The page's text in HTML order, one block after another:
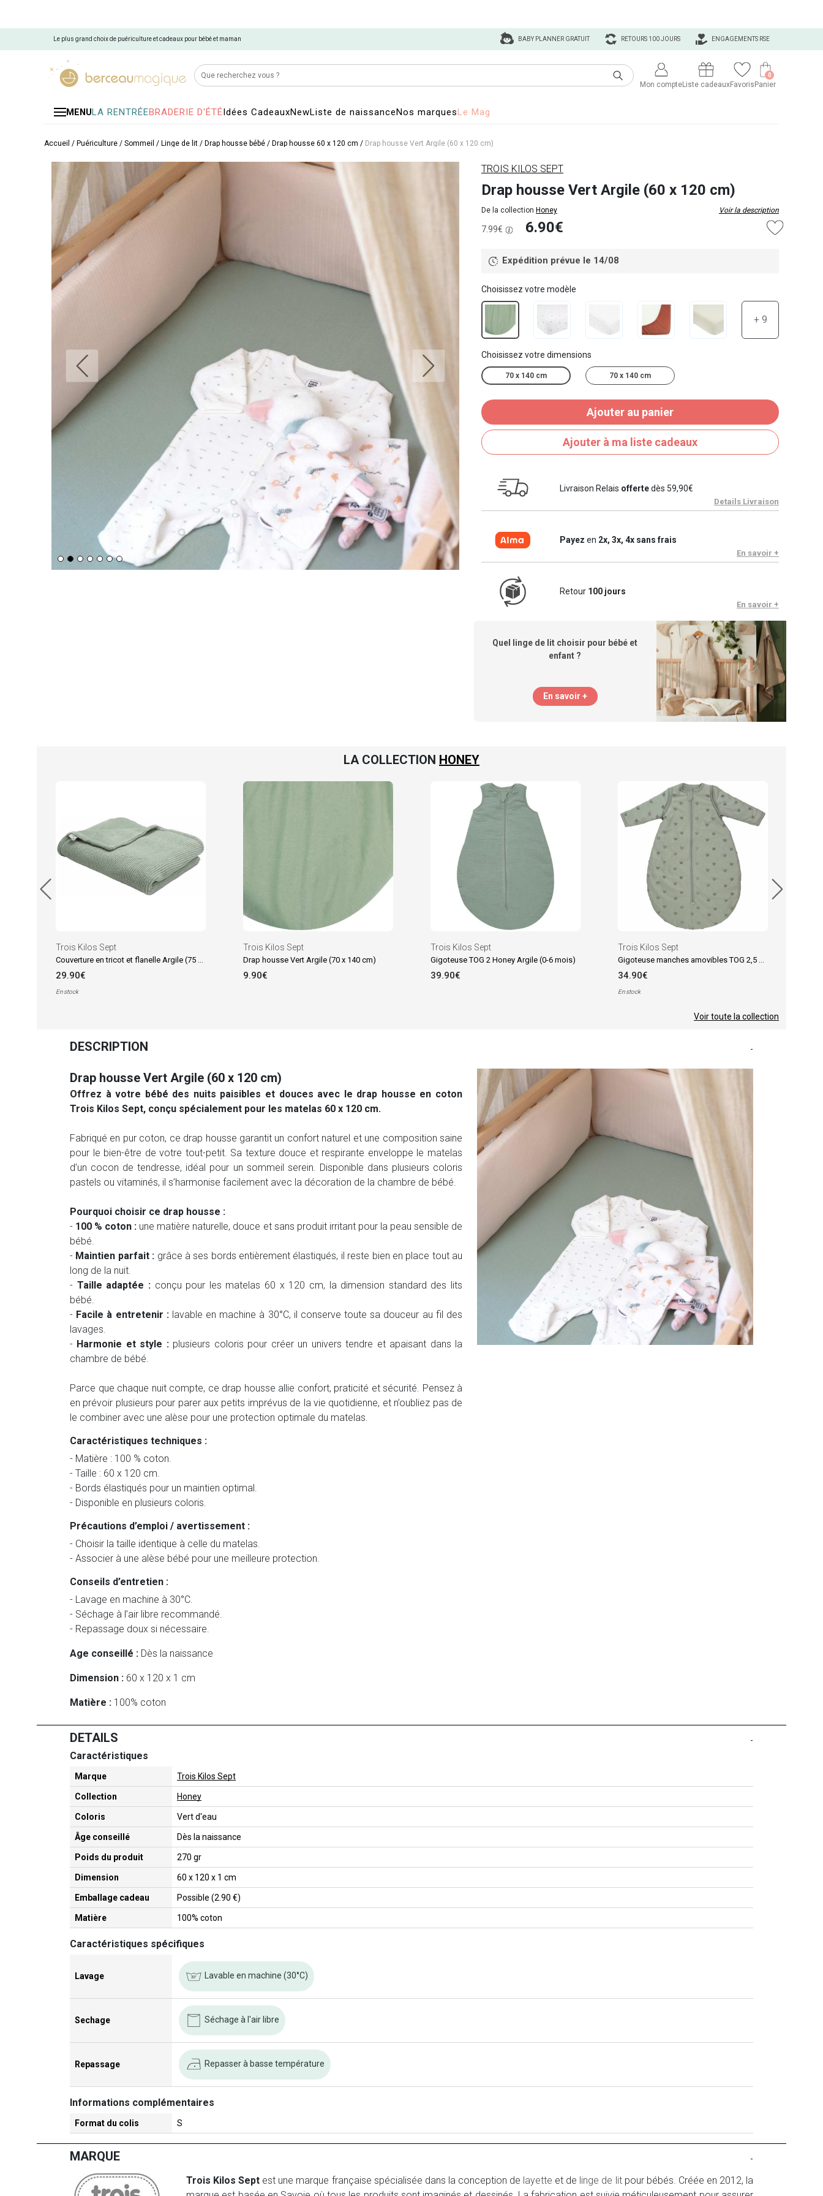
Le plus grand choix de puériculture et cadeaux pour bébé et maman ENGAGEMENTS RSE
RETOURS 100 JOURS
BABY PLANNER GRATUIT
Mon compteListe cadeauxFavoris Panier
0
MENULA RENTRÉEBRADERIE D'ÉTÉIdées CadeauxNewListe de naissanceNos marquesLe Mag
Accueil / Puériculture / Sommeil / Linge de lit / Drap housse bébé / Drap housse 60 x 120 cm / Drap housse Vert Argile (60 x 120 cm)
TROIS KILOS SEPT
Drap housse Vert Argile (60 x 120 cm)
De la collection Honey Voir la description
7.99€ 6.90€
Expédition prévue le 14/08
Choisissez votre modèle
+ 9
Choisissez votre dimensions
70 x 140 cm 70 x 140 cm
Ajouter au panier
Ajouter à ma liste cadeaux
Livraison Relais offertedès 59,90€
Details Livraison
Payez en 2x, 3x, 4x sans frais
En savoir +
Retour 100 jours
En savoir +
Quel linge de lit choisir pour bébé et
enfant ?
En savoir +
LA COLLECTION HONEY
Trois Kilos Sept
29.90€
En stock
Trois Kilos Sept
Drap housse Vert Argile (70 x 140 cm)
9.90€
Trois Kilos Sept
Gigoteuse TOG 2 Honey Argile (0-6 mois)
39.90€
Trois Kilos Sept
34.90€
En stock
Voir toute la collection
DESCRIPTION -
Drap housse Vert Argile (60 x 120 cm)
Offrez à votre bébé des nuits paisibles et douces avec le drap housse en coton
Trois Kilos Sept, conçu spécialement pour les matelas 60 x 120 cm.
Fabriqué en pur coton, ce drap housse garantit un confort naturel et une composition saine
pour le bien-être de votre tout-petit. Sa texture douce et respirante enveloppe le matelas
d’un cocon de tendresse, idéal pour un sommeil serein. Disponible dans plusieurs coloris
pastels ou vitaminés, il s’harmonise facilement avec la décoration de la chambre de bébé.
Pourquoi choisir ce drap housse :
- 100 % coton : une matière naturelle, douce et sans produit irritant pour la peau sensible de
bébé.
- Maintien parfait : grâce à ses bords entièrement élastiqués, il reste bien en place tout au
long de la nuit.
- Taille adaptée :conçu pour les matelas 60 x 120 cm, la dimension standard des lits
bébé.
- Facile à entretenir :lavable en machine à 30°C, il conserve toute sa douceur au fil des
lavages.
- Harmonie et style :plusieurs coloris pour créer un univers tendre et apaisant dans la
chambre de bébé.
Parce que chaque nuit compte, ce drap housse allie confort, praticité et sécurité. Pensez à
en prévoir plusieurs pour parer aux petits imprévus de la vie quotidienne, et n’oubliez pas de
le combiner avec une alèse pour une protection optimale du matelas.
Caractéristiques techniques :
- Matière : 100 % coton.
- Taille : 60 x 120 cm.
- Bords élastiqués pour un maintien optimal.
- Disponible en plusieurs coloris.
Précautions d’emploi / avertissement :
- Choisir la taille identique à celle du matelas.
- Associer à une alèse bébé pour une meilleure protection.
Conseils d’entretien :
- Lavage en machine à 30°C.
- Séchage à l’air libre recommandé.
- Repassage doux si nécessaire.
Age conseillé : Dès la naissance
Dimension : 60 x 120 x 1 cm
Matière : 100% coton
DETAILS -
Caractéristiques
Marque Trois Kilos Sept
Collection Honey
Coloris Vert d'eau
Âge conseillé Dès la naissance
Poids du produit 270 gr
Dimension 60 x 120 x 1 cm
Emballage cadeau Possible (2.90 €)
Matière 100% coton
Caractéristiques spécifiques
Lavage Lavable en machine (30°C)
Sechage Séchage à l'air libre
Repassage Repasser à basse température
Informations complémentaires
Format du colis S
MARQUE -
Trois Kilos Sept est une marque française spécialisée dans la conception de layette et de linge de litpour bébés. Créée en 2012, la